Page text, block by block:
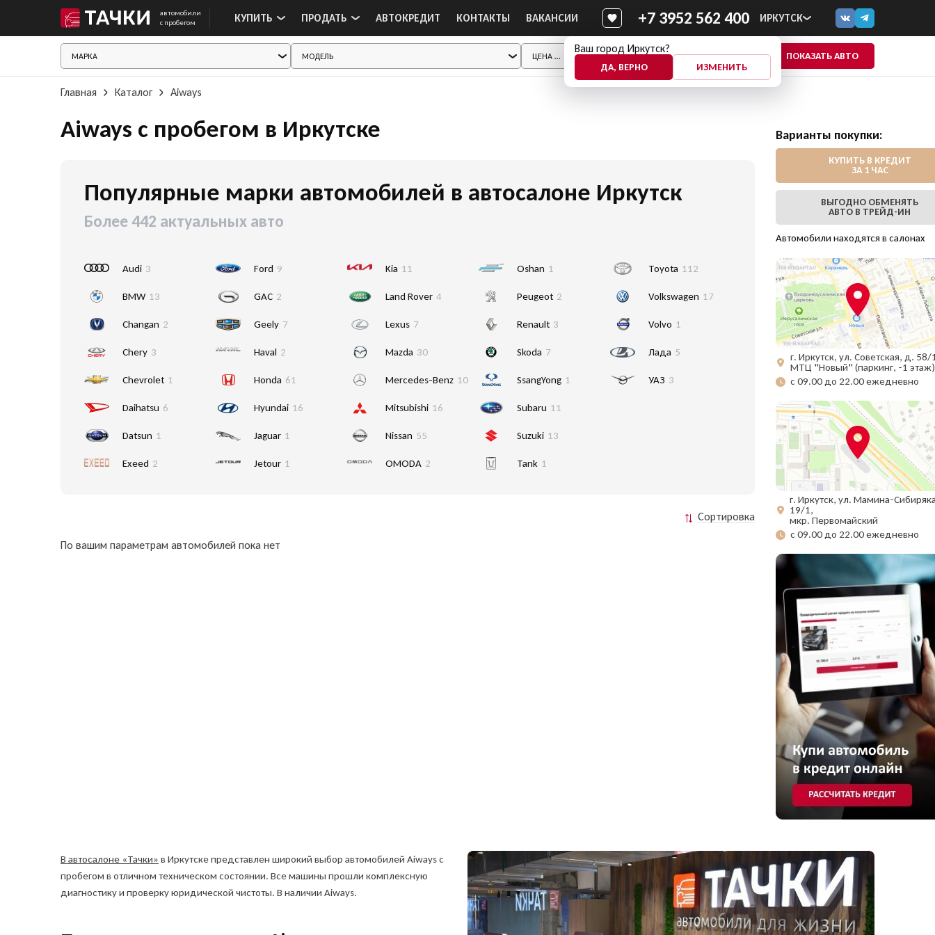
автомобили
с пробегом
КУПИТЬ ПРОДАТЬ АВТОКРЕДИТ КОНТАКТЫ ВАКАНСИИ +7 3952 562 400 ИРКУТСК
Ваш город Иркутск?
ДА, ВЕРНО ИЗМЕНИТЬ
ЕЩЕ ПОКАЗАТЬ АВТО
Главная Каталог Aiways
Aiways с пробегом в Иркутске
Популярные марки автомобилей в автосалоне Иркутск
Более 442 актуальных авто
Audi 3
BMW 13
Changan 2
Chery 3
Chevrolet 1
Daihatsu 6
Datsun 1
Exeed 2
Ford 9
GAC 2
Geely 7
Haval 2
Honda 61
Hyundai 16
Jaguar 1
Jetour 1
Kia 11
Land Rover 4
Lexus 7
Mazda 30
Mercedes-Benz 10
Mitsubishi 16
Nissan 55
OMODA 2
Oshan 1
Peugeot 2
Renault 3
Skoda 7
SsangYong 1
Subaru 11
Suzuki 13
Tank 1
Toyota 112
Volkswagen 17
Volvo 1
Лада 5
УАЗ 3
Сортировка
По вашим параметрам автомобилей пока нет
Варианты покупки:
КУПИТЬ В КРЕДИТ
ЗА 1 ЧАС
ВЫГОДНО ОБМЕНЯТЬ
АВТО В ТРЕЙД-ИН
Автомобили находятся в салонах
г. Иркутск, ул. Советская, д. 58/
МТЦ "Новый" (паркинг, -1 этаж)
с 09.00 до 22.00 ежедневно
г. Иркутск, ул. Мамина-
19/1,
мкр. Первомайский
с 09.00 до 22.00 ежедневно
В автосалоне «Тачки» в Иркутске представлен широкий выбор автомобилей Aiways с
пробегом в отличном техническом состоянии. Все машины прошли комплексную
диагностику и проверку юридической чистоты. В наличии Aiways.